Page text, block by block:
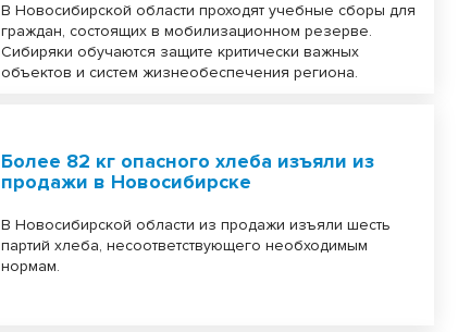
В Новосибирской области проходят учебные сборы для
граждан, состоящих в мобилизационном резерве.
Сибиряки обучаются защите критически важных
объектов и систем жизнеобеспечения региона.
Более 82 кг опасного хлеба изъяли из
продажи в Новосибирске
В Новосибирской области из продажи изъяли шесть
партий хлеба, несоответствующего необходимым
нормам.